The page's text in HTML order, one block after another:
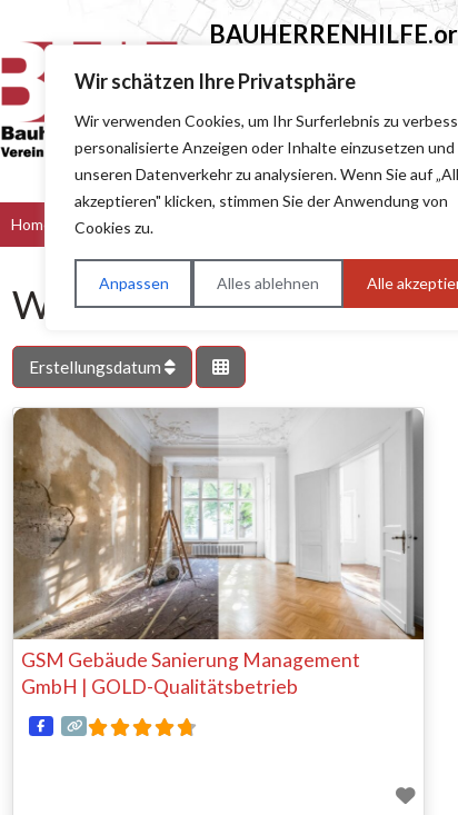
Wir schätzen Ihre Privatsphäre
Wir verwenden Cookies, um Ihr Surferlebnis zu
personalisierte Anzeigen oder Inhalte einzusetzen und
unseren Datenverkehr zu analysieren. Wenn Sie auf
akzeptieren" klicken, stimmen Sie der Anwendung von
Cookies zu.
Anpassen Alles ablehnen Alle
Sie finden hier nur
Suchen nach (z.B. Baumeister oder
Home Bau & Handwerk
Wasser- und
Erstellungsdatum
GSM Gebäude Sanierung Management
GmbH | GOLD-Qualitätsbetrieb